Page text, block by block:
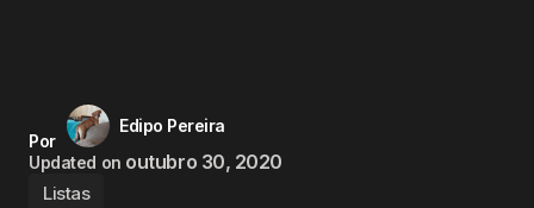
Por
Edipo Pereira
Updated on outubro 30, 2020
Listas